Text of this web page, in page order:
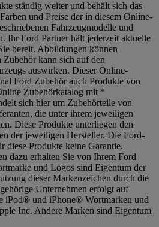
ständig weiter und behält sich das
und Preise der in diesem Online-
Fahrzeugmodelle und
Ihr Ford Partner hält jederzeit aktuelle
bereit. Abbildungen können
kann sich auf den
auswirken. Dieser Online-
Ford Zubehör auch Produkte von
Zubehörkatalog mit *
sich hier um Zubehörteile von
die unter ihrem jeweiligen
Diese Produkte unterliegen den
der jeweiligen Hersteller. Die Ford-
diese Produkte keine Garantie.
dazu erhalten Sie von Ihrem Ford
und Logos sind Eigentum der
dieser Markenzeichen durch die
Unternehmen erfolgt auf
iPod® und iPhone® Wortmarken und
Inc. Andere Marken sind Eigentum